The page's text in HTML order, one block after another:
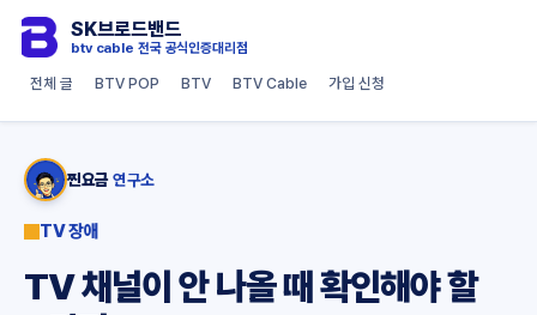
SK브로드밴드
btv cable 전국 공식인증대리점
전체 글 BTV POP BTV BTV Cable 가입 신청
찐요금연구소
TV 장애
TV 채널이 안 나올 때 확인해야 할